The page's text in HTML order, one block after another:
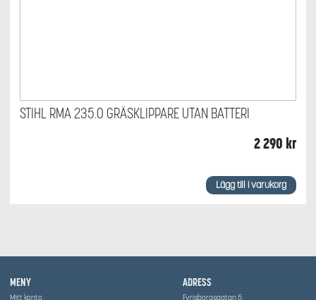
STIHL RMA 235.0 GRÄSKLIPPARE UTAN BATTERI
2 290 kr
Lägg till i varukorg
MENY
Mitt konto
ADRESS
Fyrisborgsgatan 5